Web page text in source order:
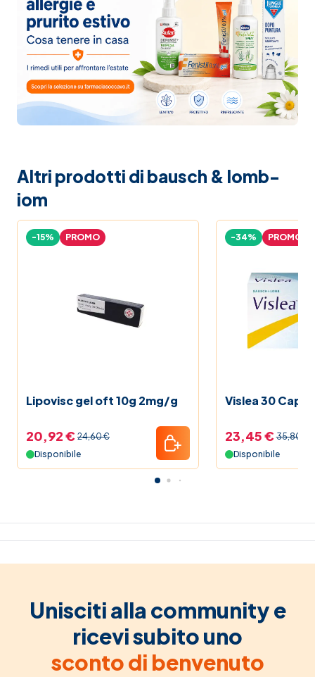
Altri prodotti di bausch & lomb-
iom
Lipovisc gel oft 10g 2mg/g
-15% PROMO
20,92 € 24,60 €
Disponibile
Vislea 30
-34% PROMO
23,45 € 35,80 €
Disponibile
Unisciti alla community e
ricevi subito uno
sconto di benvenuto